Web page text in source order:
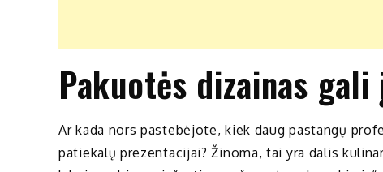
Pakuotės dizainas
Ar kada nors pastebėjote, kiek daug pastangų
patiekalų prezentacijai? Žinoma, tai yra dalis